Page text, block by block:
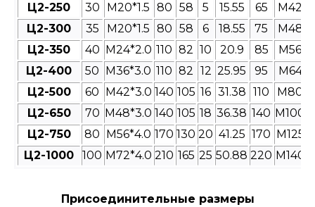
Ц2-250
30 M20*1.5 80 58 5 15.55 65
Ц2-300
35 M20*1.5 80 58 6 18.55 75
Ц2-350
40 M24*2.0 110 82 10 20.9 85
Ц2-400
50 M36*3.0 110 82 12 25.95 95
Ц2-500
60 M42*3.0 140 105 16 31.38 110
Ц2-650
70 M48*3.0 140 105 18 36.38 140
Ц2-750
80 M56*4.0 170 130 20 41.25 170
Ц2-1000
100 M72*4.0 210 165 25 50.88 220
Присоединительные размеры